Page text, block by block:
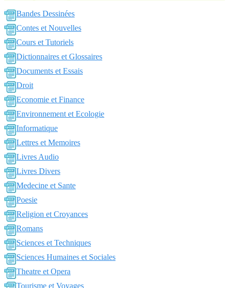
Bandes Dessinées
Contes et Nouvelles
Cours et Tutoriels
Dictionnaires et Glossaires
Documents et Essais
Droit
Economie et Finance
Environnement et Ecologie
Informatique
Lettres et Memoires
Livres Audio
Livres Divers
Medecine et Sante
Poesie
Religion et Croyances
Romans
Sciences et Techniques
Sciences Humaines et Sociales
Theatre et Opera
Tourisme et Voyages